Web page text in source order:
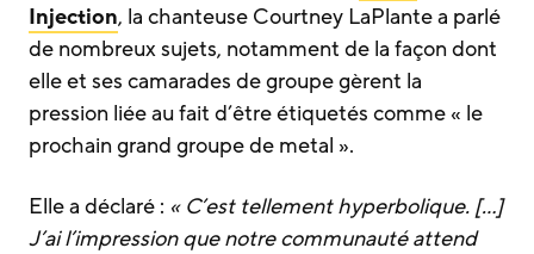
Injection, la chanteuse Courtney LaPlante a parlé
de nombreux sujets, notamment de la façon dont
elle et ses camarades de groupe gèrent la
pression liée au fait d’être étiquetés comme « le
prochain grand groupe de metal ».
Elle a déclaré : « C’est tellement hyperbolique. […]
J’ai l’impression que notre communauté attend